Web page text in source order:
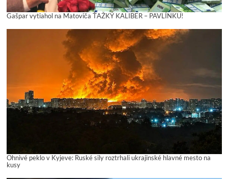
Gašpar vytiahol na Matoviča ŤAŽKÝ KALIBER – PAVLÍNKU!
Ohnivé peklo v Kyjeve: Ruské sily roztrhali ukrajinské hlavné mesto na
kusy